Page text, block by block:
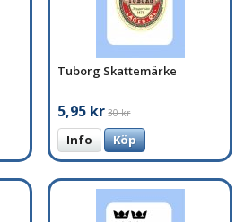
Tuborg Skattemärke
5,95 kr 30 kr
Info Köp